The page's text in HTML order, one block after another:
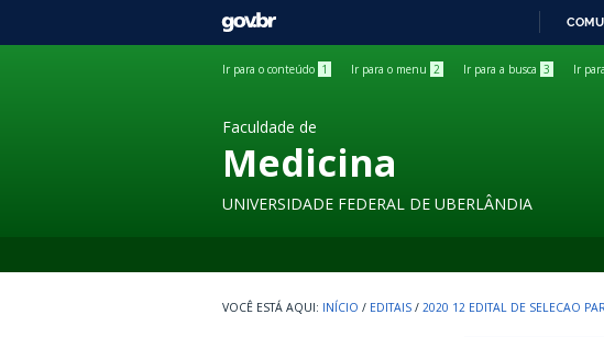
GOVBR
Ir para o conteúdo 1 Ir para o menu 2 Ir para a busca 3 Ir
Faculdade de
Medicina
UNIVERSIDADE FEDERAL DE UBERLÂNDIA
INÍCIO / EDITAIS / 2020 12 EDITAL DE SELECAO